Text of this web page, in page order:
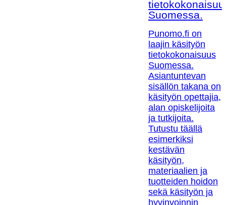
Suomessa.
Punomo.fi on
laajin käsityön
tietokokonaisuus
Suomessa.
Asiantuntevan
sisällön takana on
käsityön opettajia,
alan opiskelijoita
ja tutkijoita.
Tutustu täällä
esimerkiksi
kestävän
käsityön,
materiaalien ja
tuotteiden hoidon
sekä käsityön ja
hyvinvoinnin